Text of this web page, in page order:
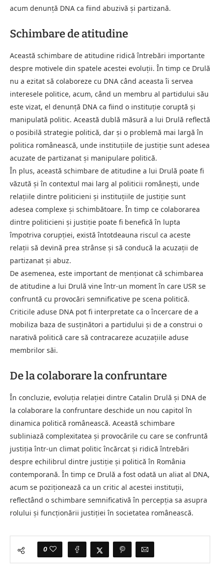
acum denunță DNA ca fiind abuzivă și partizană.
Schimbare de atitudine
Această schimbare de atitudine ridică întrebări importante
despre motivele din spatele acestei evoluții. În timp ce Drulă
nu a ezitat să colaboreze cu DNA când aceasta îi servea
interesele politice, acum, când un membru al partidului său
este vizat, el denunță DNA ca fiind o instituție coruptă și
manipulată politic. Această dublă măsură a lui Drulă reflectă
o posibilă strategie politică, dar și o problemă mai largă în
politica românească, unde instituțiile de justiție sunt adesea
acuzate de partizanat și manipulare politică.
În plus, această schimbare de atitudine a lui Drulă poate fi
văzută și în contextul mai larg al politicii românești, unde
relațiile dintre politicieni și instituțiile de justiție sunt
adesea complexe și schimbătoare. În timp ce colaborarea
dintre politicieni și justiție poate fi benefică în lupta
împotriva corupției, există întotdeauna riscul ca aceste
relații să devină prea strânse și să conducă la acuzații de
partizanat și abuz.
De asemenea, este important de menționat că schimbarea
de atitudine a lui Drulă vine într-un moment în care USR se
confruntă cu provocări semnificative pe scena politică.
Criticile aduse DNA pot fi interpretate ca o încercare de a
mobiliza baza de susținători a partidului și de a construi o
narativă politică care să contracareze acuzațiile aduse
membrilor săi.
De la colaborare la confruntare
În concluzie, evoluția relației dintre Catalin Drulă și DNA de
la colaborare la confruntare deschide un nou capitol în
dinamica politică românească. Această schimbare
subliniază complexitatea și provocările cu care se confruntă
justiția într-un climat politic încărcat și ridică întrebări
despre echilibrul dintre justiție și politică în România
contemporană. În timp ce Drulă a fost odată un aliat al DNA,
acum se poziționează ca un critic al acestei instituții,
reflectând o schimbare semnificativă în percepția sa asupra
rolului și funcționării justiției în societatea românească.
0